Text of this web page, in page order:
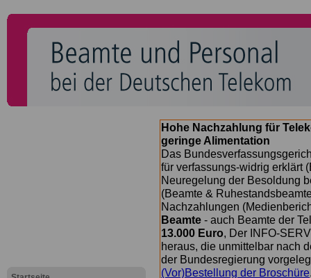
Hohe Nachzahlung für
geringe Alimentation
Das
für verfassungs-widrig erklärt
Neuregelung der Besoldung
(Beamte &
Nachzahlungen
Beamte - auch Beamte der
13.000 Euro, Der INFO-
heraus, die unmittelbar nach
der Bundesregierung
(Vor)Bestellung der Broschüre